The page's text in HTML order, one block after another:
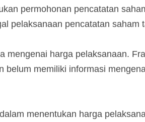
permohonan pencatatan
pelaksanaan pencatatan saham
mengenai harga pelaksanaan.
belum memiliki informasi
menentukan harga